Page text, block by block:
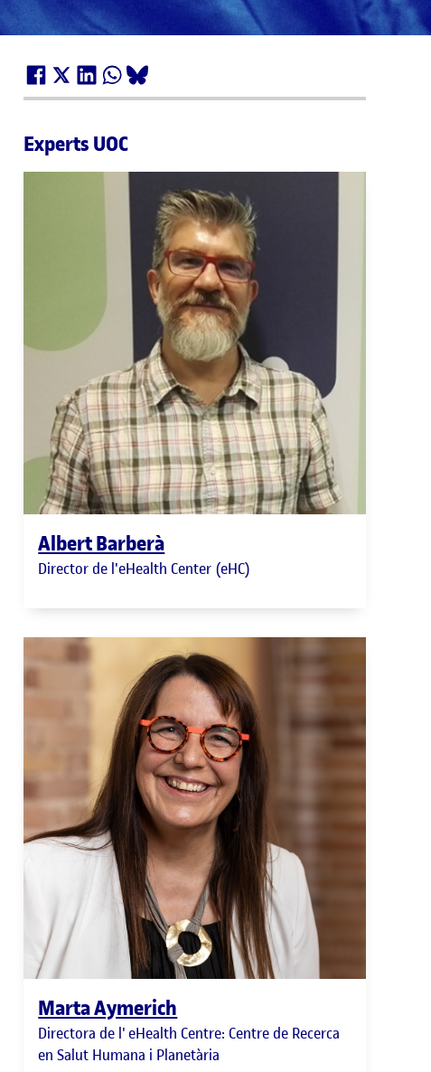
Experts UOC
Albert Barberà
Director de l'eHealth Center (eHC)
Marta Aymerich
Directora de l' eHealth Centre: Centre de Recerca
en Salut Humana i Planetària